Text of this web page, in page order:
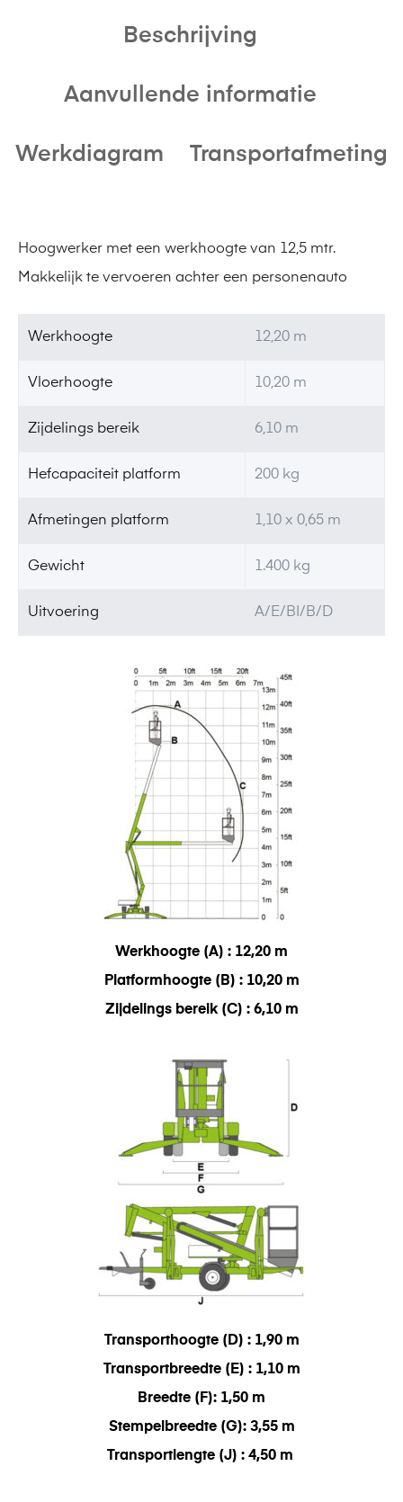
Beschrijving
Aanvullende informatie
Werkdiagram Transportafmeting
Hoogwerker met een werkhoogte van 12,5 mtr.
Makkelijk te vervoeren achter een personenauto
Werkhoogte 12,20 m
Vloerhoogte 10,20 m
Zijdelings bereik 6,10 m
Hefcapaciteit platform 200 kg
Afmetingen platform 1,10 x 0,65 m
Gewicht 1.400 kg
Uitvoering A/E/BI/B/D
Werkhoogte (A) : 12,20 m
Platformhoogte (B) : 10,20 m
Zijdelings bereik (C) : 6,10 m
Transporthoogte (D) : 1,90 m
Transportbreedte (E) : 1,10 m
Breedte (F): 1,50 m
Stempelbreedte (G): 3,55 m
Transportlengte (J) : 4,50 m